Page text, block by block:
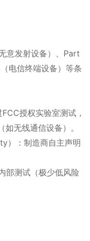
意发射设备）、Part
电信终端设备）等条
授权实验室测试，
如无线通信设备）。
：制造商自主声明
测试（极少低风险